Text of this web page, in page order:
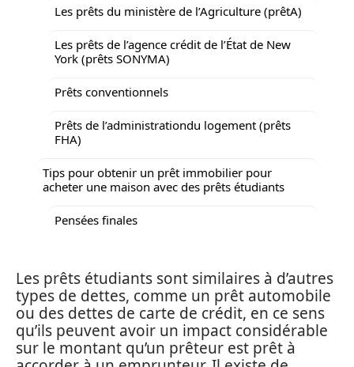
Les prêts du ministère de l’Agriculture (prêtA)
Les prêts de l’agence crédit de l’État de New
York (prêts SONYMA)
Prêts conventionnels
Prêts de l’administrationdu logement (prêts
FHA)
Tips pour obtenir un prêt immobilier pour
acheter une maison avec des prêts étudiants
Pensées finales
Les prêts étudiants sont similaires à d’autres
types de dettes, comme un prêt automobile
ou des dettes de carte de crédit, en ce sens
qu’ils peuvent avoir un impact considérable
sur le montant qu’un prêteur est prêt à